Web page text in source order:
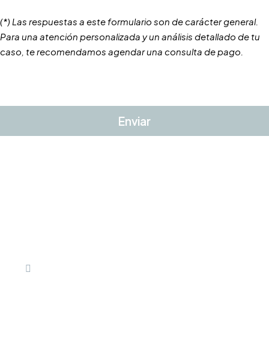
(*) Las respuestas a este formulario son de carácter general.
Para una atención personalizada y un análisis detallado de tu
caso, te recomendamos agendar una consulta de pago.